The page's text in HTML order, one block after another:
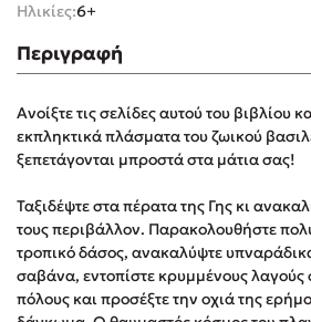
Δημοφιλείς Συγγραφείς
Φυστίκι ΠουΚυλάει
Παύλος Καστανάς
El Sombrero
Ηλικίες:6+
Περιγραφή
Ανοίξτε τις σελίδες αυτού του βιβλίου
εκπληκτικά πλάσματα του ζωικού
ξεπετάγονται μπροστά στα μάτια σας!
Ταξιδέψτε στα πέρατα της Γης κι
τους περιβάλλον. Παρακολουθήστε
τροπικό δάσος, ανακαλύψτε
σαβάνα, εντοπίστε κρυμμένους λαγούς
πόλους και προσέξτε την οχιά της